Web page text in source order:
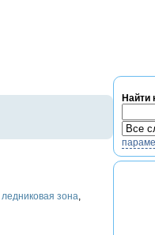
ледниковая зона,
Найти